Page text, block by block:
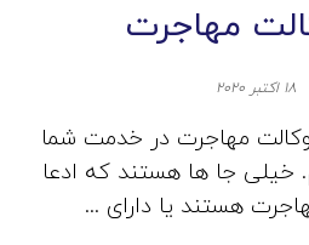
مهاجرت
۱۸ اکتبر ۲۰۲۰
وکالت مهاجرت در خدمت شما
جا ها هستند که ادعا
هستند یا دارای ...